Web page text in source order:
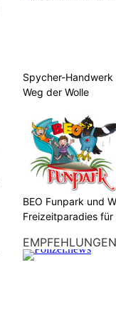
Spycher-
Weg der Wolle
BEO Funpark und
Freizeitparadies für
EMPFEHLUNGEN